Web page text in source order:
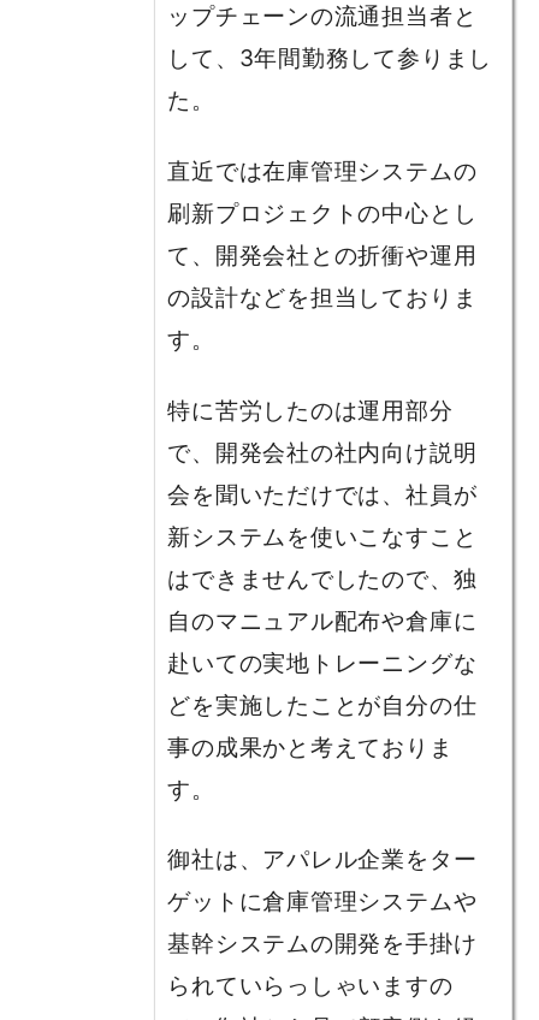
ップチェーンの流通担当者と
して、3年間勤務して参りまし
た。
直近では在庫管理システムの
刷新プロジェクトの中心とし
て、開発会社との折衝や運用
の設計などを担当しておりま
す。
特に苦労したのは運用部分
で、開発会社の社内向け説明
会を聞いただけでは、社員が
新システムを使いこなすこと
はできませんでしたので、独
自のマニュアル配布や倉庫に
赴いての実地トレーニングな
どを実施したことが自分の仕
事の成果かと考えておりま
す。
御社は、アパレル企業をター
ゲットに倉庫管理システムや
基幹システムの開発を手掛け
られていらっしゃいますの